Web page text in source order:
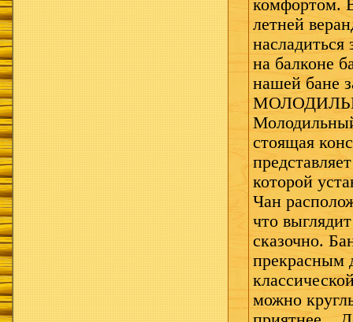
комфортом.
летней
насладиться
на балконе
нашей бане
стоящая
которой
Чан
что
сказочно.
прекрасным
можно